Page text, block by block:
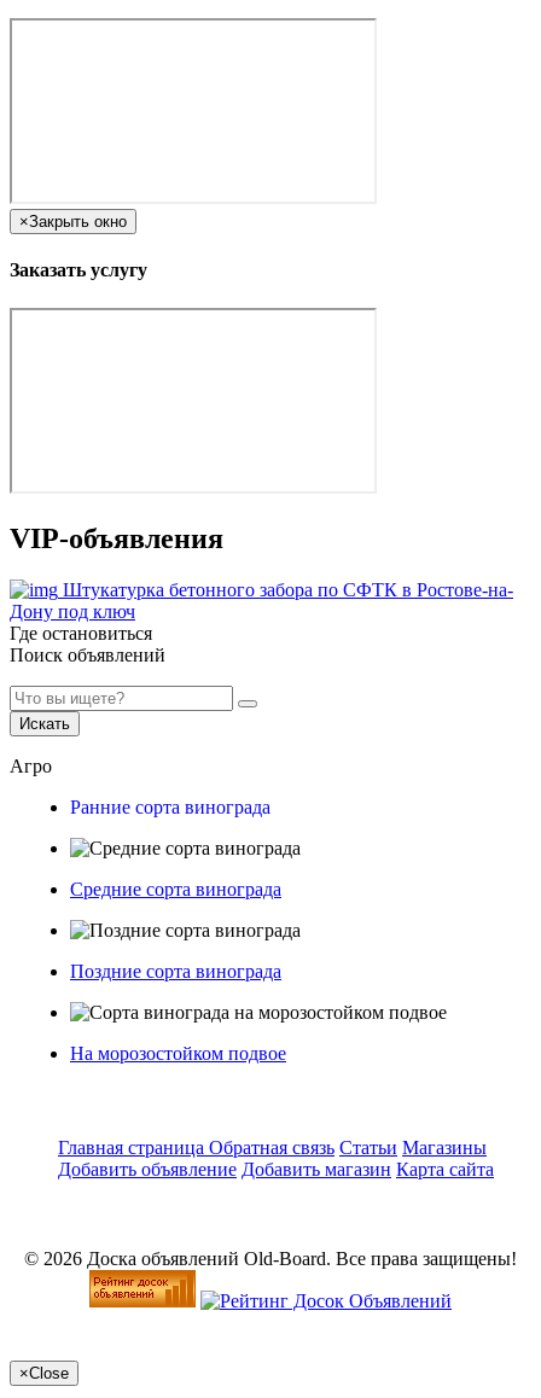
×Закрыть окно
Заказать услугу
VIP-объявления
Штукатурка бетонного забора по СФТК в Ростове-на-
Дону под ключ
Где остановиться
Поиск объявлений
Искать
Агро
Ранние сорта винограда
Средние сорта винограда
Поздние сорта винограда
На морозостойком подвое
Главная страница Обратная связь Статьи Магазины
Добавить объявление Добавить магазин Карта сайта
© 2026 Доска объявлений Old-Board. Все права защищены!
×Close